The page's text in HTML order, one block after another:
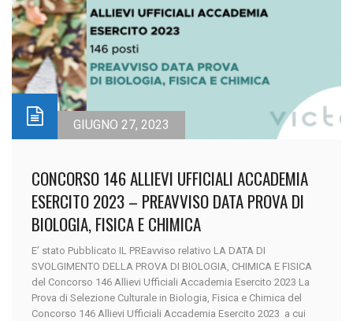
GIUGNO 27, 2023
CONCORSO 146 ALLIEVI UFFICIALI ACCADEMIA
ESERCITO 2023 – PREAVVISO DATA PROVA DI
BIOLOGIA, FISICA E CHIMICA
E’ stato Pubblicato IL PREavviso relativo LA DATA DI
SVOLGIMENTO DELLA PROVA DI BIOLOGIA, CHIMICA E FISICA
del Concorso 146 Allievi Ufficiali Accademia Esercito 2023 La
Prova di Selezione Culturale in Biologia, Fisica e Chimica del
Concorso 146 Allievi Ufficiali Accademia Esercito 2023 a cui